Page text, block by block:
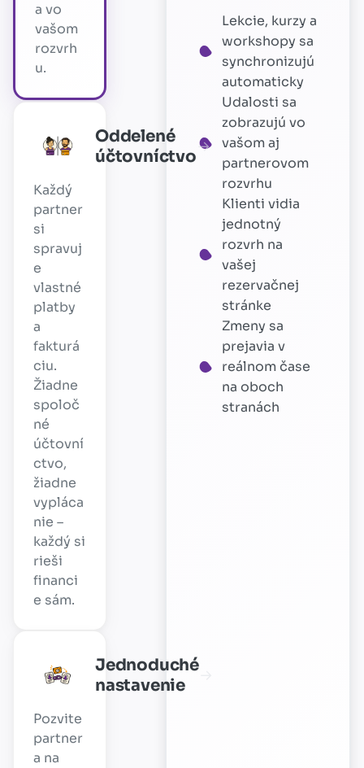
a vo
vašom
rozvrh
u.
Oddelené
účtovníctvo→
Každý
partner
si
spravuj
e
vlastné
platby
a
fakturá
ciu.
Žiadne
spoloč
né
účtovní
ctvo,
žiadne
vypláca
nie –
každý si
rieši
financi
e sám.
Jednoduché
nastavenie
Pozvite
partner
a na
Lekcie, kurzy a
workshopy sa
synchronizujú
automaticky
Udalosti sa
zobrazujú vo
vašom aj
partnerovom
rozvrhu
Klienti vidia
jednotný
rozvrh na
vašej
rezervačnej
stránke
Zmeny sa
prejavia v
reálnom čase
na oboch
stranách